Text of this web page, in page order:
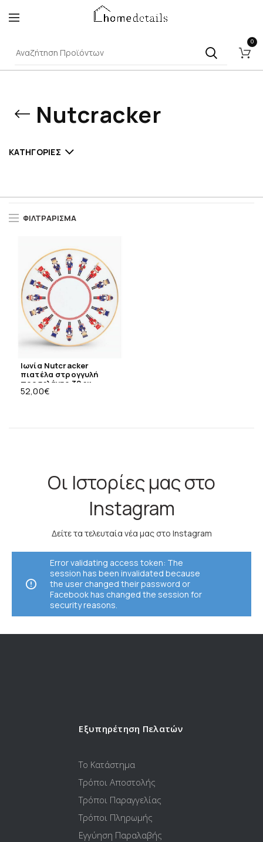
0
Nutcracker
ΚΑΤΗΓΟΡΊΕΣ
ΦΙΛΤΡΆΡΙΣΜΑ
Ιωνία Nutcracker
πιατέλα στρογγυλή
πορσελάνης 32 εκ
52,00€
Οι Ιστορίες μας στο
Instagram
Δείτε τα τελευταία νέα μας στο Instagram
Error validating access token: The
session has been invalidated because
the user changed their password or
Facebook has changed the session for
security reasons.
Εξυπηρέτηση Πελατών
Το Κατάστημα
Τρόποι Αποστολής
Τρόποι Παραγγελίας
Τρόποι Πληρωμής
Εγγύηση Παραλαβής